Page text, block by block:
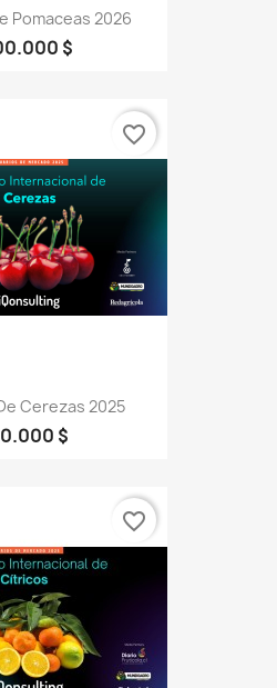
Pomaceas 2026
$
Cerezas 2025
$
favorite_border
favorite_border